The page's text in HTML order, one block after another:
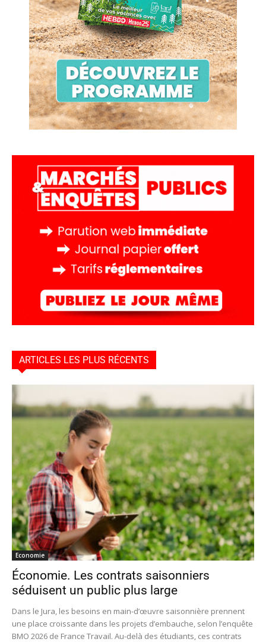
ARTICLES LES PLUS RÉCENTS
Economie
Économie. Les contrats saisonniers
séduisent un public plus large
Dans le Jura, les besoins en main-d’œuvre saisonnière prennent
une place croissante dans les projets d’embauche, selon l’enquête
BMO 2026 de France Travail. Au-delà des étudiants, ces contrats